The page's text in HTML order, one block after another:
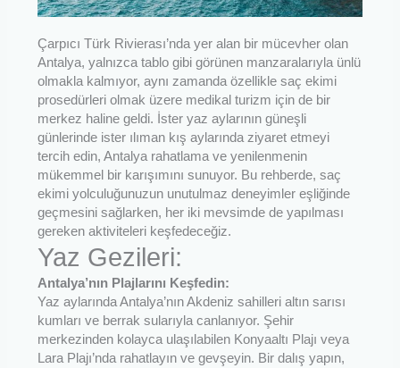
Çarpıcı Türk Rivierası’nda yer alan bir mücevher olan
Antalya, yalnızca tablo gibi görünen manzaralarıyla ünlü
olmakla kalmıyor, aynı zamanda özellikle saç ekimi
prosedürleri olmak üzere medikal turizm için de bir
merkez haline geldi. İster yaz aylarının güneşli
günlerinde ister ılıman kış aylarında ziyaret etmeyi
tercih edin, Antalya rahatlama ve yenilenmenin
mükemmel bir karışımını sunuyor. Bu rehberde, saç
ekimi yolculuğunuzun unutulmaz deneyimler eşliğinde
geçmesini sağlarken, her iki mevsimde de yapılması
gereken aktiviteleri keşfedeceğiz.
Yaz Gezileri:
Antalya’nın Plajlarını Keşfedin:
Yaz aylarında Antalya’nın Akdeniz sahilleri altın sarısı
kumları ve berrak sularıyla canlanıyor. Şehir
merkezinden kolayca ulaşılabilen Konyaaltı Plajı veya
Lara Plajı’nda rahatlayın ve gevşeyin. Bir dalış yapın,